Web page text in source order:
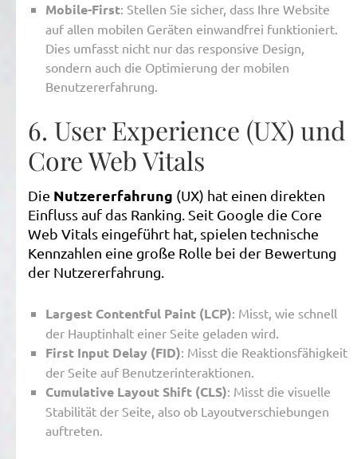
Mobile-First: Stellen Sie sicher, dass Ihre Website
auf allen mobilen Geräten einwandfrei funktioniert.
Dies umfasst nicht nur das responsive Design,
sondern auch die Optimierung der mobilen
Benutzererfahrung.
6. User Experience (UX) und
Core Web Vitals
Die Nutzererfahrung (UX) hat einen direkten
Einfluss auf das Ranking. Seit Google die Core
Web Vitals eingeführt hat, spielen technische
Kennzahlen eine große Rolle bei der Bewertung
der Nutzererfahrung.
Largest Contentful Paint (LCP): Misst, wie schnell
der Hauptinhalt einer Seite geladen wird.
First Input Delay (FID): Misst die Reaktionsfähigkeit
der Seite auf Benutzerinteraktionen.
Cumulative Layout Shift (CLS): Misst die visuelle
Stabilität der Seite, also ob Layoutverschiebungen
auftreten.